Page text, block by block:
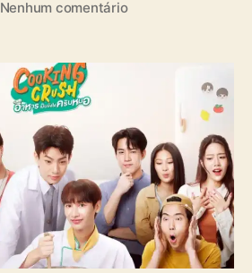
d
e
p
u
b
l
i
c
a
ç
ã
Nenhum comentárioe
k
i
n
g
C
r
u
s